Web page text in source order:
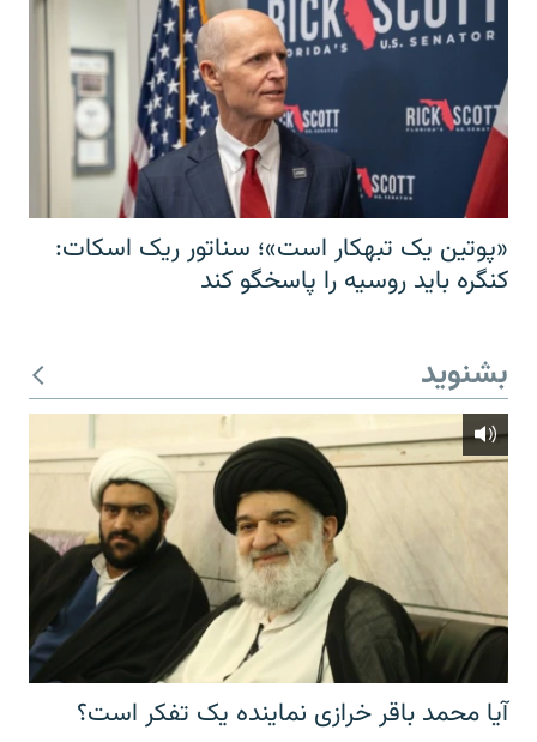
«پوتین یک تبهکار است»؛ سناتور ریک اسکات:
کنگره باید روسیه را پاسخگو کند
بشنوید
آیا محمد باقر خرازی نماینده یک تفکر است؟